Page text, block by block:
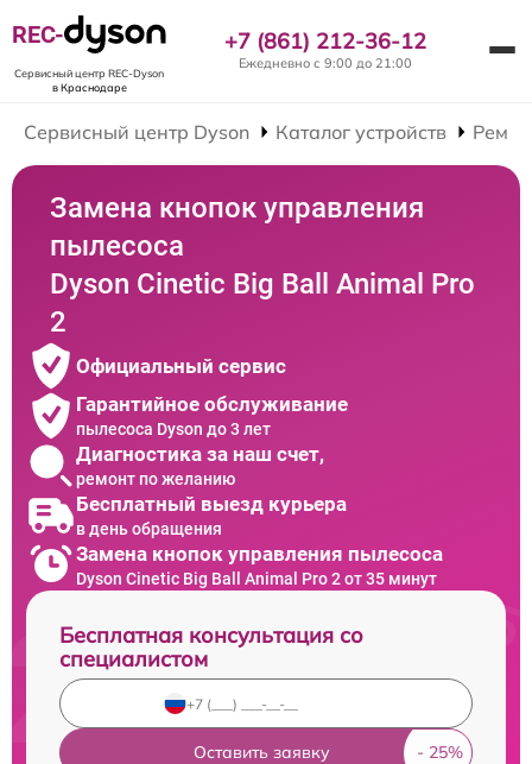
REC-
Сервисный центр REC-Dyson
в Краснодаре
+7 (861) 212-36-12
Ежедневно с 9:00 до 21:00
Сервисный центр Dyson Каталог устройств
Замена кнопок управления
пылесоса
Dyson Cinetic Big Ball Animal Pro
2
Официальный сервис
Гарантийное обслуживание
пылесоса Dyson до 3 лет
Диагностика за наш счет,
ремонт по желанию
Бесплатный выезд курьера
в день обращения
Замена кнопок управления пылесоса
Dyson Cinetic Big Ball Animal Pro 2 от 35 минут
Бесплатная консультация со
специалистом
Оставить заявку